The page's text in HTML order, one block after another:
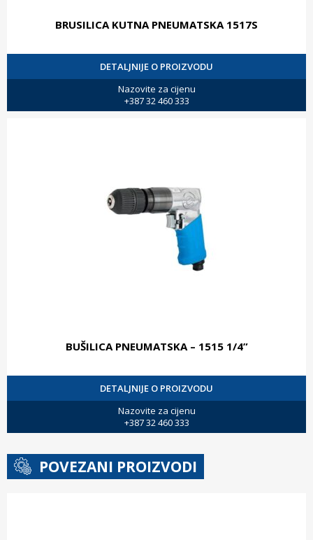
BRUSILICA KUTNA PNEUMATSKA 1517S
DETALJNIJE O PROIZVODU
Nazovite za cijenu
+387 32 460 333
BUŠILICA PNEUMATSKA – 1515 1/4”
DETALJNIJE O PROIZVODU
Nazovite za cijenu
+387 32 460 333
POVEZANI PROIZVODI